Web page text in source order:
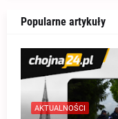
Popularne artykuły
AKTUALNOŚCI